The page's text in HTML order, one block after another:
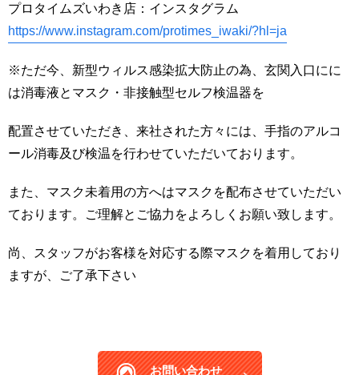
プロタイムズいわき店：インスタグラム
https://www.instagram.com/protimes_iwaki/?hl=ja
※ただ今、新型ウィルス感染拡大防止の為、玄関入口にに
は消毒液とマスク・非接触型セルフ検温器を
配置させていただき、来社された方々には、手指のアルコ
ール消毒及び検温を行わせていただいております。
また、マスク未着用の方へはマスクを配布させていただい
ております。ご理解とご協力をよろしくお願い致します。
尚、スタッフがお客様を対応する際マスクを着用しており
ますが、ご了承下さい
お問い合わせ